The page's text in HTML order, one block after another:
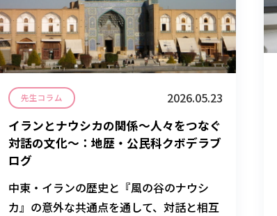
先生コラム
2026.05.23
イランとナウシカの関係〜人々をつなぐ
対話の文化〜：地歴・公民科クボデラブ
ログ
中東・イランの歴史と『風の谷のナウシ
カ』の意外な共通点を通して、対話と相互